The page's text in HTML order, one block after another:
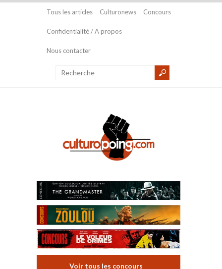
Tous les articles Culturonews Concours
Confidentialité / A propos
Nous contacter
Voir tous les concours